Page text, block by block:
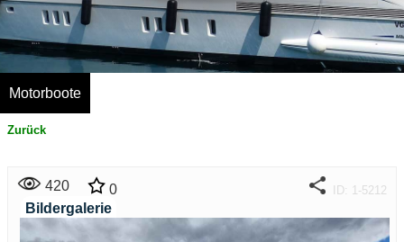
Motorboote
Zurück
420 0 ID: 1-5212
Bildergalerie